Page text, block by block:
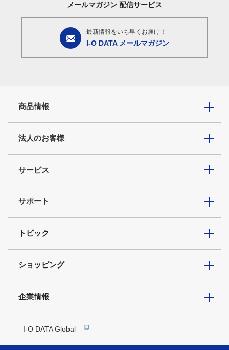
メールマガジン 配信サービス
最新情報をいち早くお届け！
I-O DATA メールマガジン
商品情報
法人のお客様
サービス
サポート
トピック
ショッピング
企業情報
I-O DATA Global